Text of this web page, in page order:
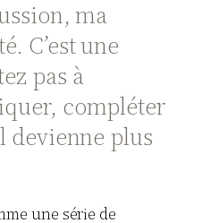
ma
C’est une
pas à
compléter
devienne plus
une série de